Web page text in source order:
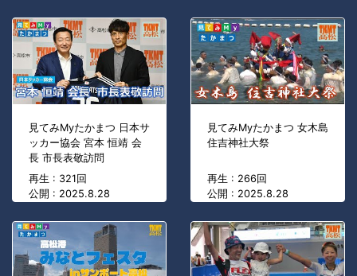
見てみMyたかまつ 日本サ
ッカー協会 宮本 恒靖 会
長 市長表敬訪問
再生 : 321回
公開 : 2025.8.28
見てみMyたかまつ 女木島
住吉神社大祭
再生 : 266回
公開 : 2025.8.28